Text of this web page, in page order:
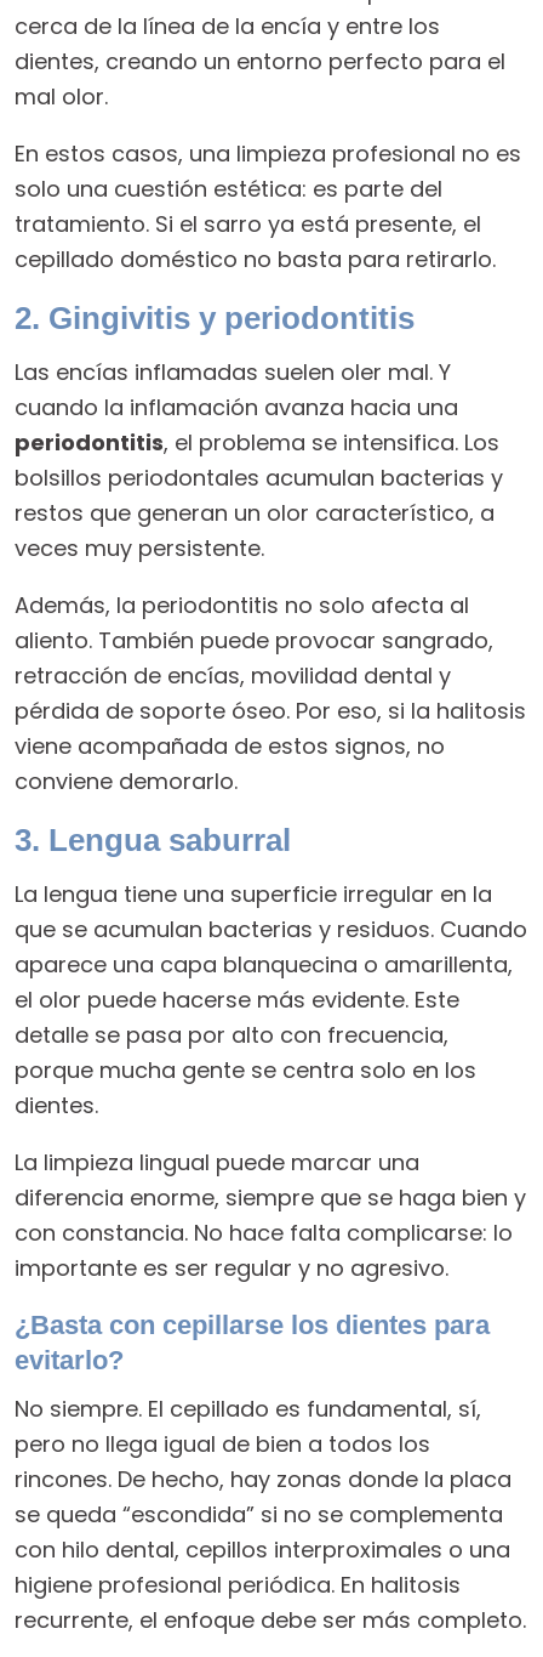
cerca de la línea de la encía y entre los
dientes, creando un entorno perfecto para el
mal olor.
En estos casos, una limpieza profesional no es
solo una cuestión estética: es parte del
tratamiento. Si el sarro ya está presente, el
cepillado doméstico no basta para retirarlo.
2. Gingivitis y periodontitis
Las encías inflamadas suelen oler mal. Y
cuando la inflamación avanza hacia una
periodontitis, el problema se intensifica. Los
bolsillos periodontales acumulan bacterias y
restos que generan un olor característico, a
veces muy persistente.
Además, la periodontitis no solo afecta al
aliento. También puede provocar sangrado,
retracción de encías, movilidad dental y
pérdida de soporte óseo. Por eso, si la halitosis
viene acompañada de estos signos, no
conviene demorarlo.
3. Lengua saburral
La lengua tiene una superficie irregular en la
que se acumulan bacterias y residuos. Cuando
aparece una capa blanquecina o amarillenta,
el olor puede hacerse más evidente. Este
detalle se pasa por alto con frecuencia,
porque mucha gente se centra solo en los
dientes.
La limpieza lingual puede marcar una
diferencia enorme, siempre que se haga bien y
con constancia. No hace falta complicarse: lo
importante es ser regular y no agresivo.
¿Basta con cepillarse los dientes para
evitarlo?
No siempre. El cepillado es fundamental, sí,
pero no llega igual de bien a todos los
rincones. De hecho, hay zonas donde la placa
se queda “escondida” si no se complementa
con hilo dental, cepillos interproximales o una
higiene profesional periódica. En halitosis
recurrente, el enfoque debe ser más completo.